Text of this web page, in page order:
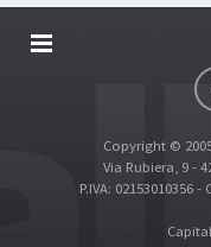
DALLARIVOLLEY
TOP RICERCHE
SITE MAP
Copyright ©
Via Rubiera, 9 -
P.IVA: 02153010356